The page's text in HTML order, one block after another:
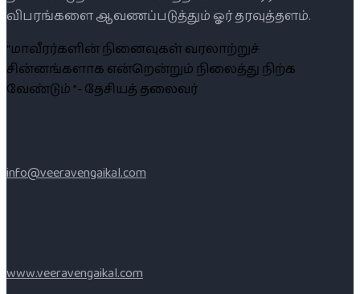
விபரங்களை ஆவணப்படுத்தும் ஓர் தரவுத்தளம்.
“மாவீரர்களின் நினைவுகள் வரலாற்றுச்
சின்னங்களாக என்றென்றும் நிலைத்து நிற்க
வேண்டும் ”- தேசியத் தலைவர்
info@veeravengaikal.com
www.veeravengaikal.com